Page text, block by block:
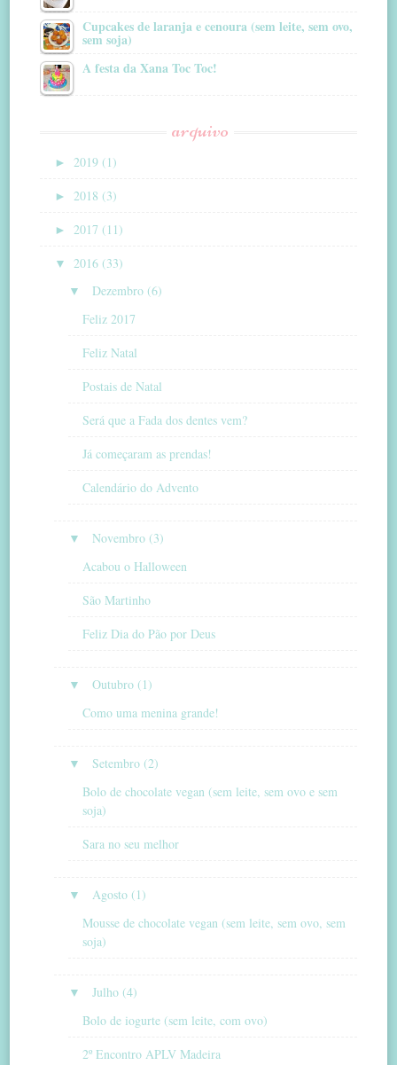
Cupcakes de laranja e cenoura (sem leite, sem ovo,
sem soja)
A festa da Xana Toc Toc!
arquivo
► 2019 (1)
► 2018 (3)
► 2017 (11)
▼ 2016 (33)
▼
Dezembro (6)
Feliz 2017
Feliz Natal
Postais de Natal
Será que a Fada dos dentes vem?
Já começaram as prendas!
Calendário do Advento
▼
Novembro (3)
Acabou o Halloween
São Martinho
Feliz Dia do Pão por Deus
▼
Outubro (1)
Como uma menina grande!
▼
Setembro (2)
Bolo de chocolate vegan (sem leite, sem ovo e sem
soja)
Sara no seu melhor
▼
Agosto (1)
Mousse de chocolate vegan (sem leite, sem ovo, sem
soja)
▼
Julho (4)
Bolo de iogurte (sem leite, com ovo)
2º Encontro APLV Madeira